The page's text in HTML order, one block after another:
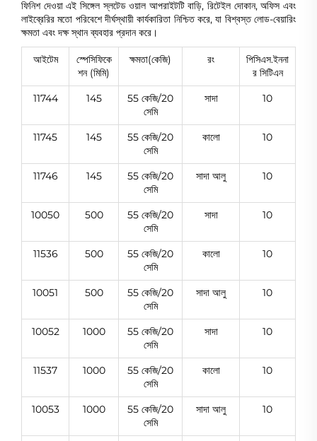
ফিনিশ দেওয়া এই সিঙ্গেল স্লটেড ওয়াল আপরাইটটি বাড়ি, রিটেইল দোকান, অফিস এবং
লাইব্রেরির মতো পরিবেশে দীর্ঘস্থায়ী কার্যকারিতা নিশ্চিত করে, যা বিশ্বস্ত লোড-বেয়ারিং
ক্ষমতা এবং দক্ষ স্থান ব্যবহার প্রদান করে।
আইটেম
স্পেসিফিকে
শন (মিমি)
ক্ষমতা(কেজি) রং
পিসিএস.ইননা
র সিটিএন
11744
145
55 কেজি/20
সেমি
সাদা 10
11745 145
55 কেজি/20
সেমি
কালো 10
11746 145
55 কেজি/20
সেমি
সাদা আলু 10
10050 500
55 কেজি/20
সেমি
সাদা 10
11536 500
55 কেজি/20
সেমি
কালো 10
10051 500
55 কেজি/20
সেমি
সাদা আলু 10
10052 1000
55 কেজি/20
সেমি
সাদা 10
11537 1000
55 কেজি/20
সেমি
কালো 10
10053 1000
55 কেজি/20
সেমি
সাদা আলু 10